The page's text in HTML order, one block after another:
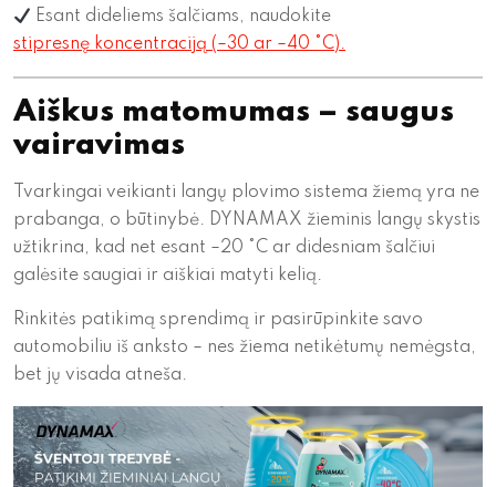
Esant dideliems šalčiams, naudokite
stipresnę koncentraciją (–30 ar –40 °C).
Aiškus matomumas – saugus
vairavimas
Tvarkingai veikianti langų plovimo sistema žiemą yra ne
prabanga, o būtinybė. DYNAMAX žieminis langų skystis
užtikrina, kad net esant –20 °C ar didesniam šalčiui
galėsite saugiai ir aiškiai matyti kelią.
Rinkitės patikimą sprendimą ir pasirūpinkite savo
automobiliu iš anksto – nes žiema netikėtumų nemėgsta,
bet jų visada atneša.